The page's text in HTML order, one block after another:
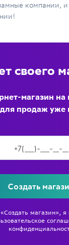
компании, и
своего
магазин
продаж уже
Создать
магазин»,